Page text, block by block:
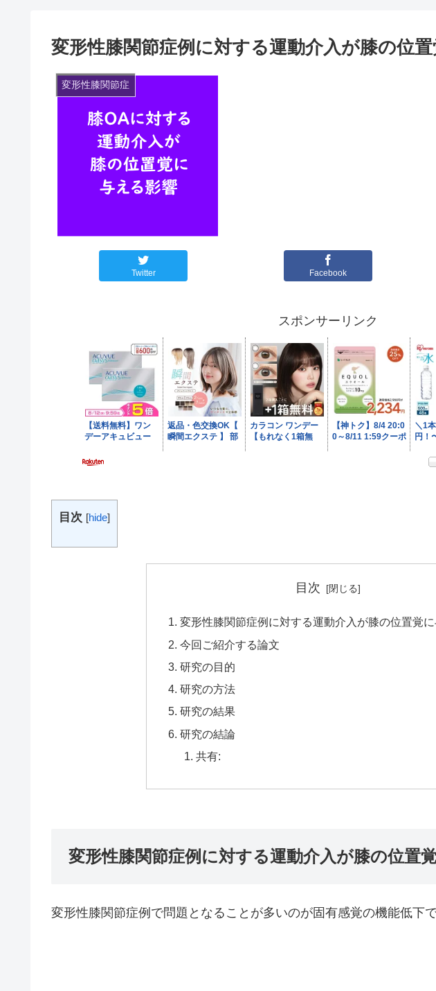
変形性膝関節症例に対する運動介入が膝の位
変形性膝関節症
Twitter Facebook
スポンサーリンク
目次 [hide]
目次
変形性膝関節症例に対する運動介入が膝の位置覚
今回ご紹介する論文
研究の目的
研究の方法
研究の結果
研究の結論
共有:
変形性膝関節症例に対する運動介入が膝の位置
変形性膝関節症例で問題となることが多いのが固有感覚の機能低下で